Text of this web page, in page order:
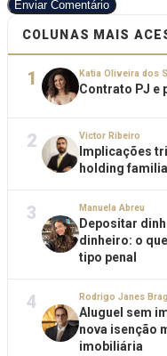
Enviar Comentário
COLUNAS MAIS
1 Katia Oliveira dos
Contrato PJ e
2 Victor Ribeiro
Implicações
holding
3 Manuela Abreu
Depositar
dinheiro: o
tipo penal
4 Rodrigo Janes
Aluguel sem
nova isenção
imobiliária